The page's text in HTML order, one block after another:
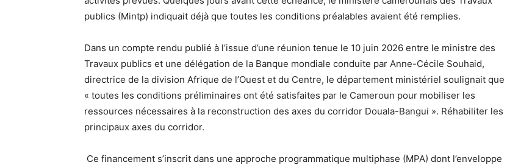
publics (Mintp) indiquait déjà que toutes les conditions préalables avaient été remplies.
Dans un compte rendu publié à l’issue d’une réunion tenue le 10 juin 2026 entre le ministre des
Travaux publics et une délégation de la Banque mondiale conduite par Anne-Cécile Souhaid,
directrice de la division Afrique de l’Ouest et du Centre, le département ministériel soulignait que
« toutes les conditions préliminaires ont été satisfaites par le Cameroun pour mobiliser les
ressources nécessaires à la reconstruction des axes du corridor Douala-Bangui ». Réhabiliter les
principaux axes du corridor.
Ce financement s’inscrit dans une approche programmatique multiphase (MPA) dont l’enveloppe